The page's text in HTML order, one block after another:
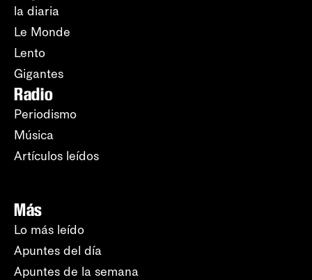
la diaria
Le Monde
Lento
Gigantes
Radio
Periodismo
Música
Artículos leídos
Más
Lo más leído
Apuntes del día
Apuntes de la semana